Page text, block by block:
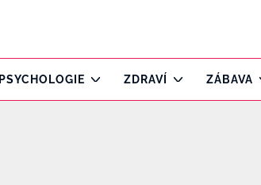
PSYCHOLOGIE ZDRAVÍ ZÁBAVA